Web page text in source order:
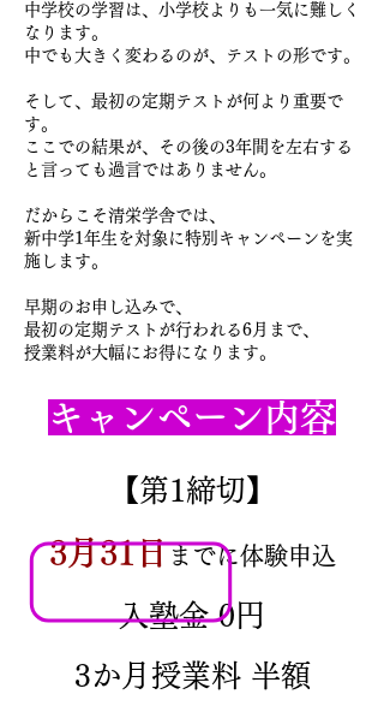
中学校の学習は、小学校よりも一気に難しく
なります。
中でも大きく変わるのが、テストの形です。
そして、最初の定期テストが何より重要で
す。
ここでの結果が、その後の3年間を左右する
と言っても過言ではありません。
だからこそ清栄学舎では、
新中学1年生を対象に特別キャンペーンを実
施します。
早期のお申し込みで、
最初の定期テストが行われる6月まで、
授業料が大幅にお得になります。
キャンペーン内容
【第1締切】
3月31日 までに体験申込
入塾金 0円
3か月授業料 半額